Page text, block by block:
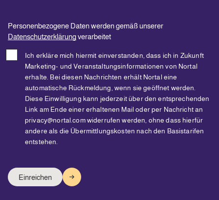
Personenbezogene Daten werden gemäß unserer
Datenschutzerklärungverarbeitet
Ich erkläre mich hiermit einverstanden, dass ich in Zukunft
Marketing- und Veranstaltungsinformationen von Nortal
erhalte. Bei diesen Nachrichten erhält Nortal eine
automatische Rückmeldung, wenn sie geöffnet werden.
Diese Einwilligung kann jederzeit über den entsprechenden
Link am Ende einer erhaltenen Mail oder per Nachricht an
privacy@nortal.com widerrufen werden, ohne dass hierfür
andere als die Übermittlungskosten nach den Basistarifen
entstehen.